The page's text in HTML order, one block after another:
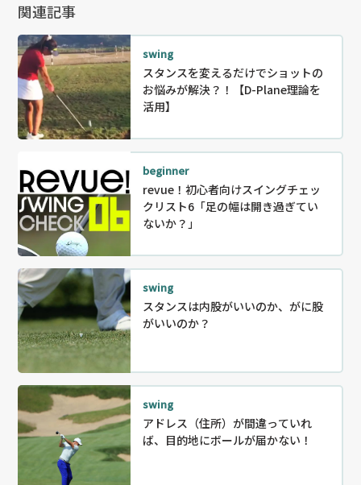
関連記事
swing
スタンスを変えるだけでショットの
お悩みが解決？！【D-Plane理論を
活用】
beginner
revue！初心者向けスイングチェッ
クリスト6「足の幅は開き過ぎてい
ないか？」
swing
スタンスは内股がいいのか、がに股
がいいのか？
swing
アドレス（住所）が間違っていれ
ば、目的地にボールが届かない！